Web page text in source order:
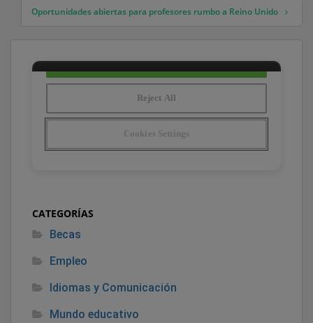
Oportunidades abiertas para profesores rumbo a Reino Unido
CATEGORÍAS
Becas
Empleo
Idiomas y Comunicación
Mundo educativo